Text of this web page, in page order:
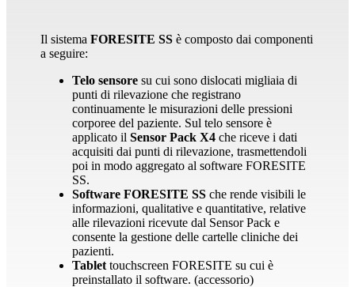
Il sistemaFORESITE SSè composto dai componenti
a seguire:
Telosensoresu cui sono dislocati migliaia di
punti di rilevazione che registrano
continuamente le misurazioni delle pressioni
corporee del paziente. Sul telo sensore è
applicato ilSensor Pack X4che riceve i dati
acquisiti dai punti di rilevazione, trasmettendoli
poi in modo aggregato al software FORESITE
SS.
SoftwareFORESITE SSche rende visibili le
informazioni, qualitative e quantitative, relative
alle rilevazioni ricevute dal Sensor Pack e
consente la gestione delle cartelle cliniche dei
pazienti.
Tablettouchscreen FORESITE su cui è
preinstallato il software. (accessorio)